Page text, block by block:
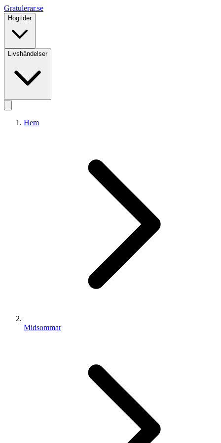
Gratulerar.se
Högtider
Livshändelser
Hem
Midsommar